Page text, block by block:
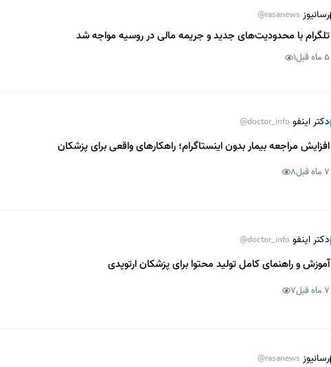
رسانیوز @rasanews
تلگرام با محدودیت‌های جدید و جریمه مالی در روسیه مواجه شد
5 ماه قبل 1
دکتر اینفو @doctor_info
افزایش مراجعه بیمار بدون اینستاگرام؛ راهکارهای واقعی برای پزشکان
7 ماه قبل 8
دکتر اینفو @doctor_info
آموزش و راهنمای کامل تولید محتوا برای پزشکان ارتوپدی
7 ماه قبل 7
رسانیوز @rasanews